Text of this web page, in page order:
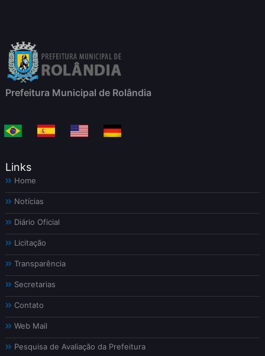
Prefeitura Municipal de Rolândia
Links
Home
Notícias
Diário Oficial
Licitação
Transparência
Secretarias
Contato
Web Mail
Pesquisa de Avaliação da Prefeitura